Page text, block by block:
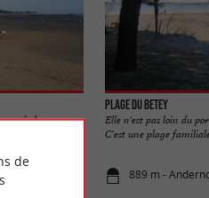
après la
Plage du Betey
Elle n'est pas loin du
C'est une plage
889 m -
de